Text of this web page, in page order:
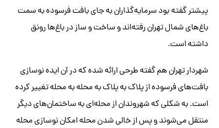
پیشتر گفته بود سرمایه‌گذاران به جای بافت فرسوده به سمت
باغ‌های شمال تهران رفته‌اند و ساخت و ساز در باغ‌ها رونق
داشته است.
شهردار تهران هم گفته طرحی ارائه شده که در آن ایده نوسازی
بافت‌های فرسوده از پلاک به پلاک به محله به محله تغییر کرده
است. به شکلی که شهروندان از محله‌ای به ساختمان‌های دیگر
منتقل می‌شوند و پس از خالی شدن محله امکان نوسازی محله